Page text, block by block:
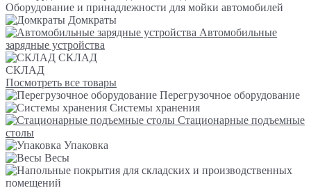
Оборудование и принадлежности для мойки автомобилей
Домкраты
Автомобильные
зарядные устройства
СКЛАД
СКЛАД
Посмотреть все товары
Перегрузочное оборудование
Системы хранения
Стационарные подъемные
столы
Упаковка
Весы